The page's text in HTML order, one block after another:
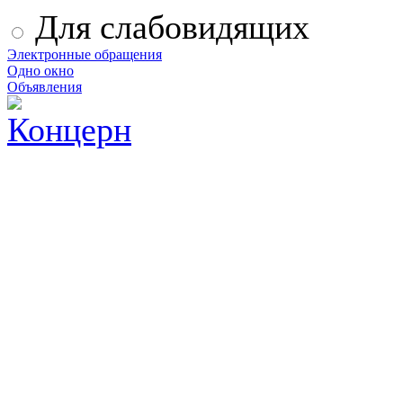
Для слабовидящих
Электронные обращения
Одно окно
Объявления